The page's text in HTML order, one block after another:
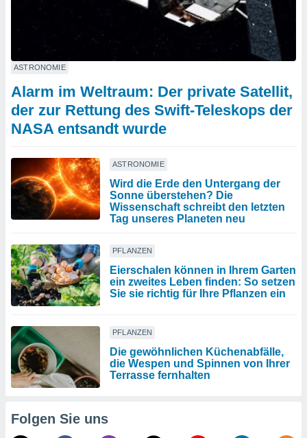
ASTRONOMIE
Alarm im Weltraum: Der private Satellit,
der zur Rettung des Swift-Teleskops der
NASA entsandt wurde
ASTRONOMIE
Wird die Erde den Untergang der
Sonne überstehen? Die
Wissenschaft schreibt den letzten
Tag unseres Planeten neu
PFLANZEN
Eierschalen können in Ihrem Garten
ein zweites Leben finden: So setzen
Sie sie richtig für Ihre Pflanzen ein
PFLANZEN
Die gewöhnlichen Küchenabfälle,
die Wespen und Spinnen von Ihrer
Terrasse fernhalten
Folgen Sie uns